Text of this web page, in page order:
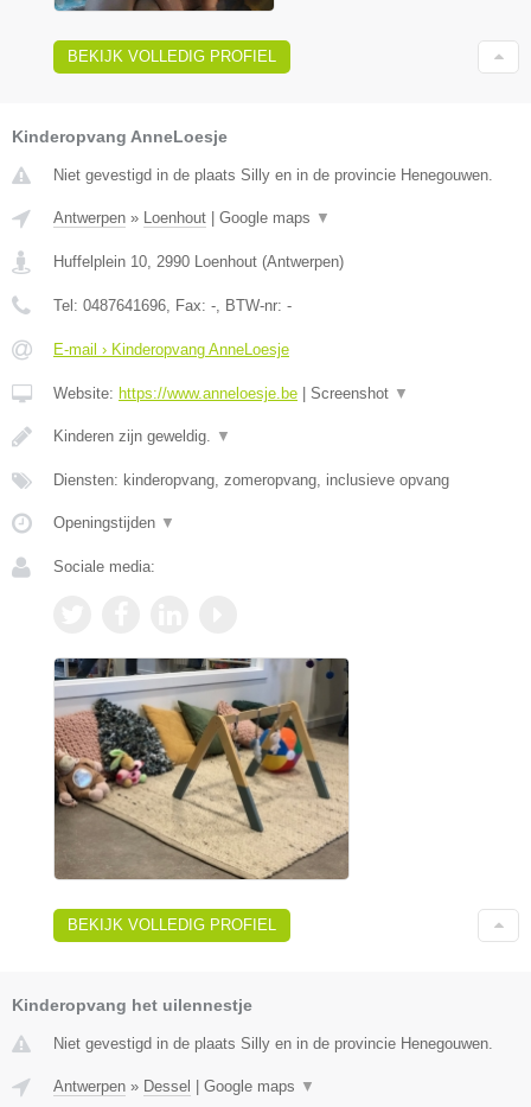
BEKIJK VOLLEDIG PROFIEL
Kinderopvang AnneLoesje
Niet gevestigd in de plaats Silly en in de provincie Henegouwen.
Antwerpen » Loenhout Google maps ▼
Huffelplein 10, 2990 Loenhout (Antwerpen)
Tel: 0487641696, Fax: -, BTW-nr: -
E-mail › Kinderopvang AnneLoesje
Website: https://www.anneloesje.be Screenshot ▼
Kinderen zijn geweldig. ▼
Diensten: kinderopvang, zomeropvang, inclusieve opvang
Openingstijden ▼
Sociale media:
BEKIJK VOLLEDIG PROFIEL
Kinderopvang het uilennestje
Niet gevestigd in de plaats Silly en in de provincie Henegouwen.
Antwerpen » Dessel | Google maps ▼